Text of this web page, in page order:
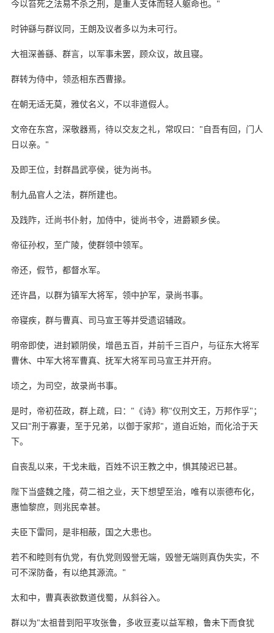
今以笞死之法易不杀之刑，是重人支体而轻人躯命也。"
时钟繇与群议同，王朗及议者多以为未可行。
大祖深善繇、群言，以军事未罢，顾众议，故且寝。
群转为侍中，领丞相东西曹掾。
在朝无适无莫，雅仗名义，不以非道假人。
文帝在东宫，深敬器焉，待以交友之礼，常叹曰："自吾有回，门人
日以亲。"
及即王位，封群昌武亭侯，徙为尚书。
制九品官人之法，群所建也。
及践阼，迁尚书仆射，加侍中，徙尚书令，进爵颖乡侯。
帝征孙权，至广陵，使群领中领军。
帝还，假节，都督水军。
还许昌，以群为镇军大将军，领中护军，录尚书事。
帝寝疾，群与曹真、司马宣王等并受遗诏辅政。
明帝即使，进封颖阴侯，增邑五百，并前千三百户，与征东大将军
曹休、中军大将军曹真、抚军大将军司马宣王并开府。
顷之，为司空，故录尚书事。
是时，帝初莅政，群上疏，曰："《诗》称"仪刑文王，万邦作孚"；
又曰"刑于寡妻，至于兄弟，以御于家邦"，道自近始，而化洽于天
下。
自丧乱以来，干戈未戢，百姓不识王教之中，惧其陵迟已甚。
陛下当盛魏之隆，荷二祖之业，天下想望至治，唯有以崇德布化，
惠恤黎庶，则兆民幸甚。
夫臣下雷同，是非相蔽，国之大患也。
若不和睦则有仇党，有仇党则毁誉无端，毁誉无端则真伪失实，不
可不深防备，有以绝其源流。"
太和中，曹真表欲数道伐蜀，从斜谷入。
群以为"太祖昔到阳平攻张鲁，多收豆麦以益军粮，鲁未下而食犹